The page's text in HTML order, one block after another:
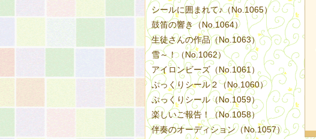
シールに囲まれて♪（No.1065）
鼓笛の響き（No.1064）
生徒さんの作品（No.1063）
雪～！（No.1062）
アイロンビーズ（No.1061）
ぷっくりシール２（No.1060）
ぷっくりシール（No.1059）
楽しいご報告！（No.1058）
伴奏のオーディション（No.1057）